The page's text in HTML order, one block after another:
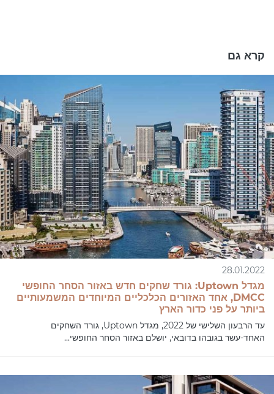
קרא גם
28.01.2022
מגדל Uptown: גורד שחקים חדש באזור הסחר החופשי
DMCC, אחד האזורים הכלכליים המיוחדים המשמעותיים
ביותר על פני כדור הארץ
עד הרבעון השלישי של 2022, מגדל Uptown, גורד השחקים
האחד-עשר בגובהו בדובאי, יושלם באזור הסחר החופשי...